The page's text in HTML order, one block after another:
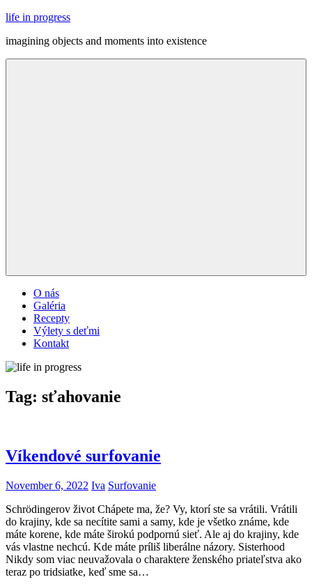
Skip
content
life in progress
imagining objects and moments into existence
O nás
Galéria
Recepty
Výlety s deťmi
Kontakt
Tag: sťahovanie
Víkendové surfovanie
November 6, 2022 Iva Surfovanie
Schrödingerov život Chápete ma, že? Vy, ktorí ste sa vrátili. Vrátili
do krajiny, kde sa necítite sami a samy, kde je všetko známe, kde
máte korene, kde máte širokú podpornú sieť. Ale aj do krajiny, kde
vás vlastne nechcú. Kde máte príliš liberálne názory. Sisterhood
Nikdy som viac neuvažovala o charaktere ženského priateľstva ako
teraz po tridsiatke, keď sme sa…